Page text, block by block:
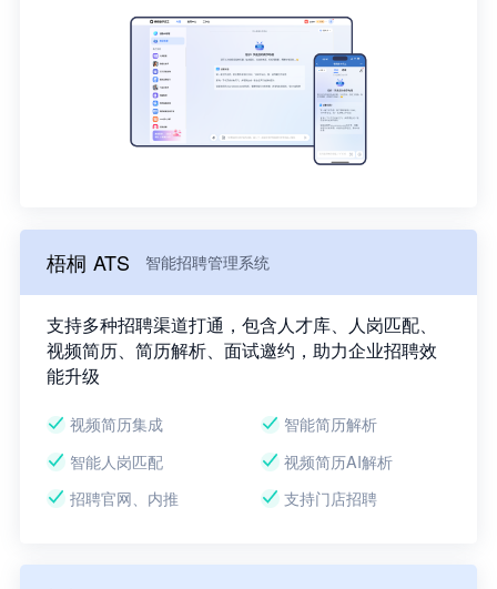
梧桐 ATS 智能招聘管理系统
支持多种招聘渠道打通，包含人才库、人岗匹配、
视频简历、简历解析、面试邀约，助力企业招聘效
能升级
视频简历集成
智能简历解析
智能人岗匹配
视频简历AI解析
招聘官网、内推
支持门店招聘